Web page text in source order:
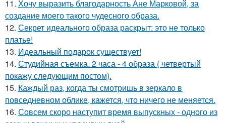
11. Хочу выразить благодарность Ане Марковой, за
создание моего такого чудесного образа.
12. Секрет идеального образа раскрыт: это не только
платье!
13. Идеальный подарок существует!
14. Студийная съемка. 2 часа - 4 образа ( четвертый
покажу следующим постом).
15. Каждый раз, когда ты смотришь в зеркало в
повседневном облике, кажется, что ничего не меняется.
16. Совсем скоро наступит время выпускных - одного из